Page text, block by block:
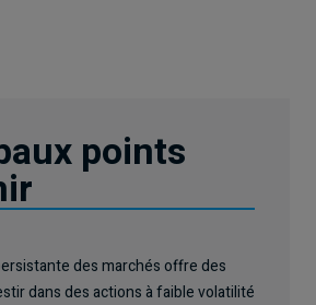
points
des marchés offre des
dans des actions à faible volatilité